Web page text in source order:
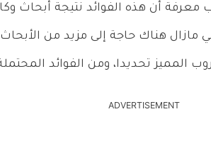
معرفة أن هذه الفوائد نتيجة أبحاث
مازال هناك حاجة إلى مزيد من
المميز تحديدا، ومن الفوائد
ADVERTISEMENT